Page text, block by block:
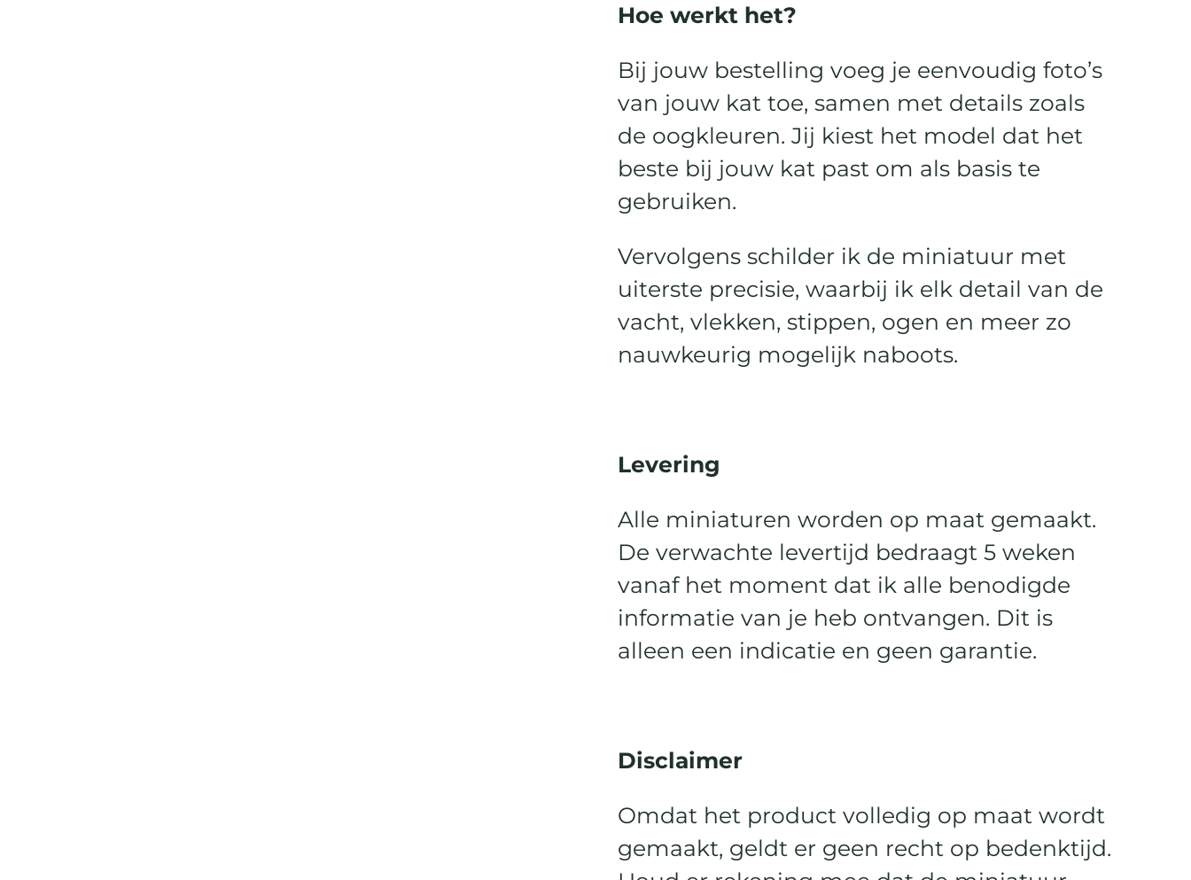
Hoe werkt het?
Bij jouw bestelling voeg je eenvoudig foto’s
van jouw kat toe, samen met details zoals
de oogkleuren. Jij kiest het model dat het
beste bij jouw kat past om als basis te
gebruiken.
Vervolgens schilder ik de miniatuur met
uiterste precisie, waarbij ik elk detail van de
vacht, vlekken, stippen, ogen en meer zo
nauwkeurig mogelijk naboots.
Levering
Alle miniaturen worden op maat gemaakt.
De verwachte levertijd bedraagt 5 weken
vanaf het moment dat ik alle benodigde
informatie van je heb ontvangen. Dit is
alleen een indicatie en geen garantie.
Disclaimer
Omdat het product volledig op maat wordt
gemaakt, geldt er geen recht op bedenktijd.